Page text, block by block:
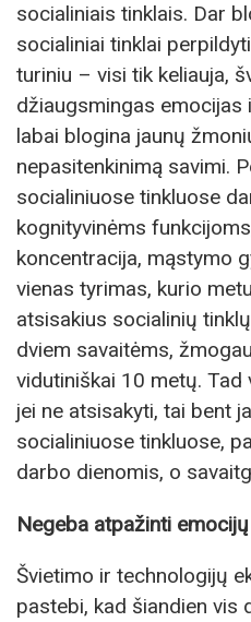
socialiniais tinklais. Dar
socialiniai tinklai
turiniu – visi tik keliauja,
džiaugsmingas emocijas
labai blogina jaunų
nepasitenkinimą savimi.
socialiniuose tinkluose
kognityvinėms
koncentracija, mąstymo
vienas tyrimas, kurio
atsisakius socialinių
dviem savaitėms,
vidutiniškai 10 metų.
jei ne atsisakyti, tai bent
socialiniuose tinkluose,
darbo dienomis, o
Negeba atpažinti
Švietimo ir technologijų
pastebi, kad šiandien vis